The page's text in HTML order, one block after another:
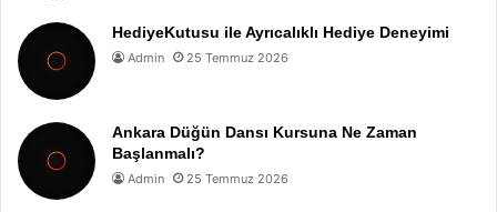
HediyeKutusu ile Ayrıcalıklı Hediye Deneyimi
Admin 25 Temmuz 2026
Ankara Düğün Dansı Kursuna Ne Zaman
Başlanmalı?
Admin 25 Temmuz 2026